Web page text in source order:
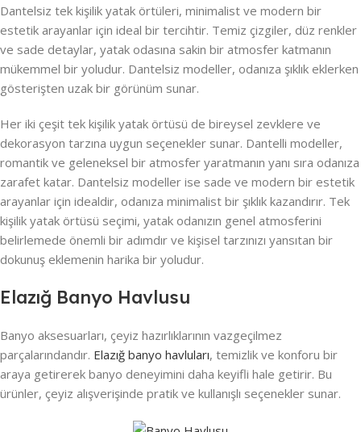
Dantelsiz tek kişilik yatak örtüleri, minimalist ve modern bir
estetik arayanlar için ideal bir tercihtir. Temiz çizgiler, düz renkler
ve sade detaylar, yatak odasına sakin bir atmosfer katmanın
mükemmel bir yoludur. Dantelsiz modeller, odanıza şıklık eklerken
gösterişten uzak bir görünüm sunar.
Her iki çeşit tek kişilik yatak örtüsü de bireysel zevklere ve
dekorasyon tarzına uygun seçenekler sunar. Dantelli modeller,
romantik ve geleneksel bir atmosfer yaratmanın yanı sıra odanıza
zarafet katar. Dantelsiz modeller ise sade ve modern bir estetik
arayanlar için idealdir, odanıza minimalist bir şıklık kazandırır. Tek
kişilik yatak örtüsü seçimi, yatak odanızın genel atmosferini
belirlemede önemli bir adımdır ve kişisel tarzınızı yansıtan bir
dokunuş eklemenin harika bir yoludur.
Elazığ Banyo Havlusu
Banyo aksesuarları, çeyiz hazırlıklarının vazgeçilmez
parçalarındandır. Elazığ banyo havluları, temizlik ve konforu bir
araya getirerek banyo deneyimini daha keyifli hale getirir. Bu
ürünler, çeyiz alışverişinde pratik ve kullanışlı seçenekler sunar.